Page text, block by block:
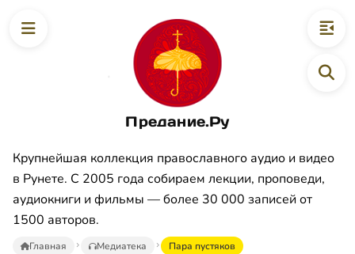
Предание.Ру
Крупнейшая коллекция православного аудио и видео
в Рунете. С 2005 года собираем лекции, проповеди,
аудиокниги и фильмы — более 30 000 записей от
1500 авторов.
Главная Медиатека Пара пустяков